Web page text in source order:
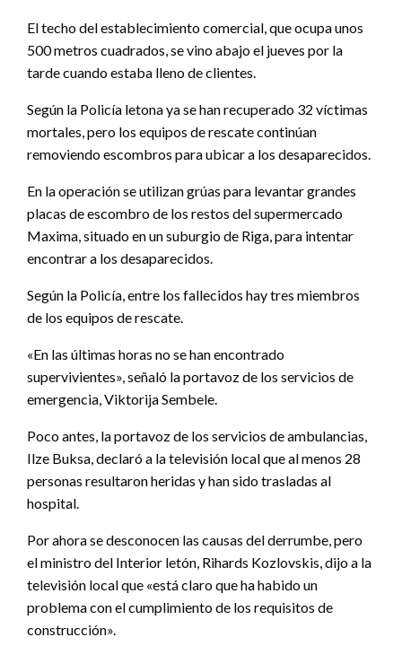
El techo del establecimiento comercial, que ocupa unos
500 metros cuadrados, se vino abajo el jueves por la
tarde cuando estaba lleno de clientes.
Según la Policía letona ya se han recuperado 32 víctimas
mortales, pero los equipos de rescate continúan
removiendo escombros para ubicar a los desaparecidos.
En la operación se utilizan grúas para levantar grandes
placas de escombro de los restos del supermercado
Maxima, situado en un suburgio de Riga, para intentar
encontrar a los desaparecidos.
Según la Policía, entre los fallecidos hay tres miembros
de los equipos de rescate.
«En las últimas horas no se han encontrado
supervivientes», señaló la portavoz de los servicios de
emergencia, Viktorija Sembele.
Poco antes, la portavoz de los servicios de ambulancias,
Ilze Buksa, declaró a la televisión local que al menos 28
personas resultaron heridas y han sido trasladas al
hospital.
Por ahora se desconocen las causas del derrumbe, pero
el ministro del Interior letón, Rihards Kozlovskis, dijo a la
televisión local que «está claro que ha habido un
problema con el cumplimiento de los requisitos de
construcción».